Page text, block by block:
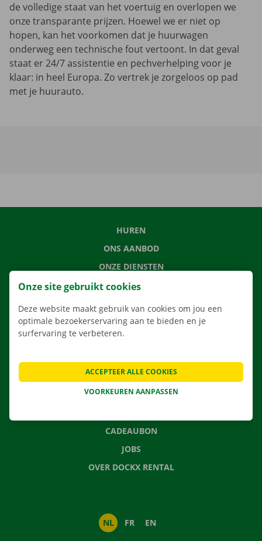
de volledige staat van het voertuig en overlopen we
onze transparante prijzen. Hoewel we er niet op
hopen, kan het voorkomen dat je huurwagen
onderweg een technische fout vertoont. In dat geval
staat er 24/7 assistentie en pechverhelping voor je
klaar: in heel Europa. Zo vertrek je zorgeloos op pad
met je huurauto.
HUREN
ONS AANBOD
ONZE DIENSTEN
LOCATIES
APP
VERHUISOPLOSSINGEN
CONTACTEER ONS
VEELGESTELDE VRAGEN
CADEAUBON
JOBS
OVER DOCKX RENTAL
NL FR EN
Onze site gebruikt cookies
Deze website maakt gebruik van cookies om jou een
optimale bezoekerservaring aan te bieden en je
surfervaring te verbeteren.
VOORKEUREN AANPASSEN
ACCEPTEER ALLE COOKIES